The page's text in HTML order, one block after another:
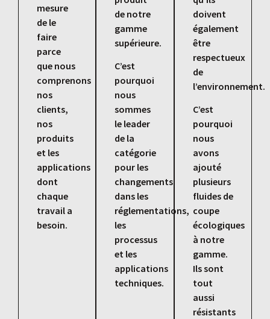
mesure
de le
faire
parce
que nous
comprenons
nos
clients,
nos
produits
et les
applications
dont
chaque
travail a
besoin.
de notre
gamme
supérieure.
C’est
pourquoi
nous
sommes
le leader
de la
catégorie
pour les
changements
dans les
réglementations,
les
processus
et les
applications
techniques.
doivent
également
être
respectueux
de
l’environnement.
C’est
pourquoi
nous
avons
ajouté
plusieurs
fluides de
coupe
écologiques
à notre
gamme.
Ils sont
tout
aussi
résistants